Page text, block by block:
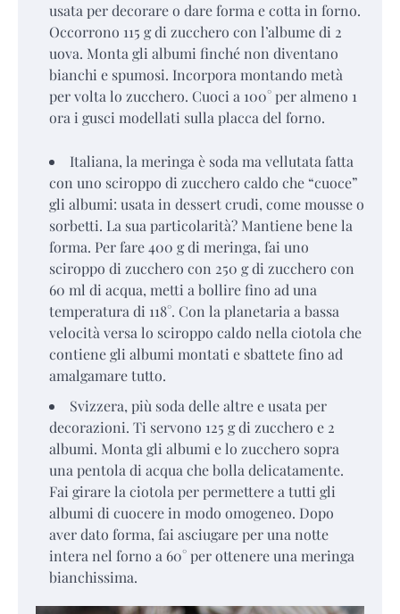
usata per decorare o dare forma e cotta in forno.
Occorrono 115 g di zucchero con l’albume di 2
uova. Monta gli albumi finché non diventano
bianchi e spumosi. Incorpora montando metà
per volta lo zucchero. Cuoci a 100° per almeno 1
ora i gusci modellati sulla placca del forno.
Italiana, la meringa è soda ma vellutata fatta
con uno sciroppo di zucchero caldo che “cuoce”
gli albumi: usata in dessert crudi, come mousse o
sorbetti. La sua particolarità? Mantiene bene la
forma. Per fare 400 g di meringa, fai uno
sciroppo di zucchero con 250 g di zucchero con
60 ml di acqua, metti a bollire fino ad una
temperatura di 118°. Con la planetaria a bassa
velocità versa lo sciroppo caldo nella ciotola che
contiene gli albumi montati e sbattete fino ad
amalgamare tutto.
Svizzera, più soda delle altre e usata per
decorazioni. Ti servono 125 g di zucchero e 2
albumi. Monta gli albumi e lo zucchero sopra
una pentola di acqua che bolla delicatamente.
Fai girare la ciotola per permettere a tutti gli
albumi di cuocere in modo omogeneo. Dopo
aver dato forma, fai asciugare per una notte
intera nel forno a 60° per ottenere una meringa
bianchissima.